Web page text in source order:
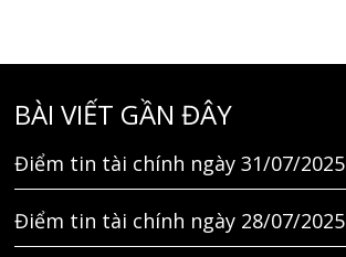
BÀI VIẾT GẦN ĐÂY
Điểm tin tài chính ngày 31/07/2025
Điểm tin tài chính ngày 28/07/2025